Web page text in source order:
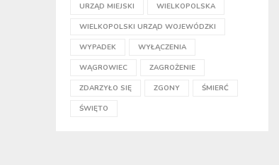
URZĄD MIEJSKI WIELKOPOLSKA
WIELKOPOLSKI URZĄD WOJEWÓDZKI
WYPADEK WYŁĄCZENIA
WĄGROWIEC ZAGROŻENIE
ZDARZYŁO SIĘ ZGONY ŚMIERĆ
ŚWIĘTO